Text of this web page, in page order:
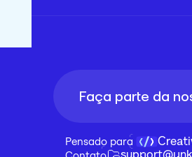
Faça parte da
Pensado para